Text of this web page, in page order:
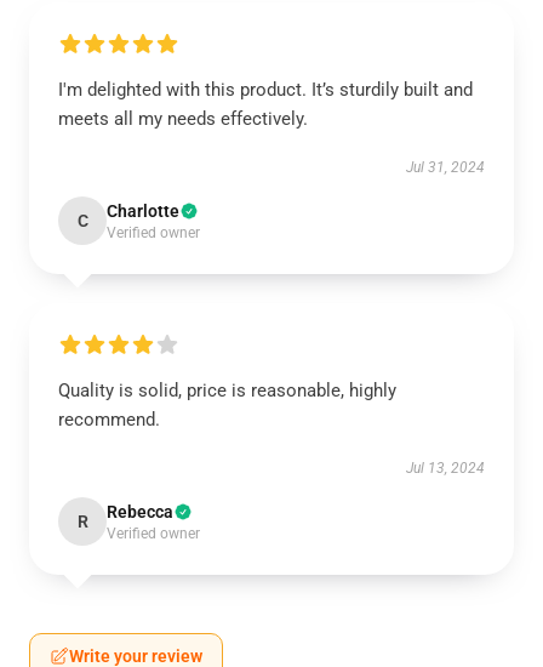
I'm delighted with this product. It’s sturdily built and
meets all my needs effectively.
Jul 31, 2024
C Charlotte
Verified owner
Quality is solid, price is reasonable, highly
recommend.
Jul 13, 2024
R Rebecca
Verified owner
Write your review